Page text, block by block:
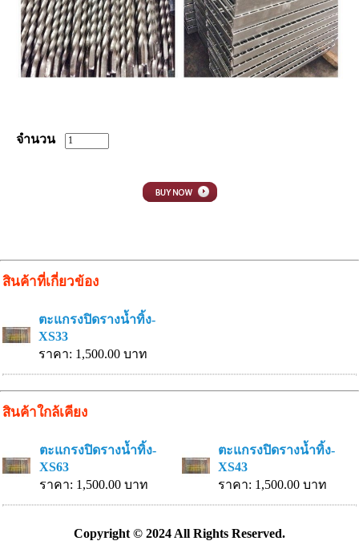
จำนวน
สินค้าที่เกี่ยวข้อง
ตะแกรงปิดรางน้ำทิ้ง-
XS33
ราคา: 1,500.00 บาท
สินค้าใกล้เคียง
ตะแกรงปิดรางน้ำทิ้ง-
XS63
ราคา: 1,500.00 บาท
ตะแกรงปิดรางน้ำทิ้ง-
XS43
ราคา: 1,500.00 บาท
Copyright © 2024 All Rights Reserved.